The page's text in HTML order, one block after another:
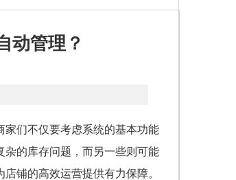
动管理？
们不仅要考虑系统的基本功能
杂的库存问题，而另一些则可能
铺的高效运营提供有力保障。